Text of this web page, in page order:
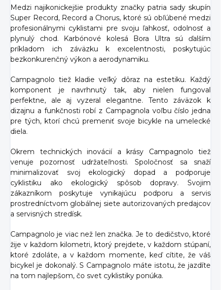
Medzi najikonickejšie produkty značky patria sady skupín
Super Record, Record a Chorus, ktoré sú obľúbené medzi
profesionálnymi cyklistami pre svoju ľahkosť, odolnosť a
plynulý chod. Karbónové kolesá Bora Ultra sú ďalším
príkladom ich záväzku k excelentnosti, poskytujúc
bezkonkurenčný výkon a aerodynamiku.
Campagnolo tiež kladie veľký dôraz na estetiku. Každý
komponent je navrhnutý tak, aby nielen fungoval
perfektne, ale aj vyzeral elegantne. Tento záväzok k
dizajnu a funkčnosti robí z Campagnola voľbu číslo jedna
pre tých, ktorí chcú premeniť svoje bicykle na umelecké
diela.
Okrem technických inovácií a krásy Campagnolo tiež
venuje pozornosť udržateľnosti. Spoločnosť sa snaží
minimalizovať svoj ekologický dopad a podporuje
cyklistiku ako ekologický spôsob dopravy. Svojim
zákazníkom poskytuje vynikajúcu podporu a servis
prostredníctvom globálnej siete autorizovaných predajcov
a servisných stredísk.
Campagnolo je viac než len značka. Je to dedičstvo, ktoré
žije v každom kilometri, ktorý prejdete, v každom stúpaní,
ktoré zdoláte, a v každom momente, keď cítite, že váš
bicykel je dokonalý. S Campagnolo máte istotu, že jazdíte
na tom najlepšom, čo svet cyklistiky ponúka.